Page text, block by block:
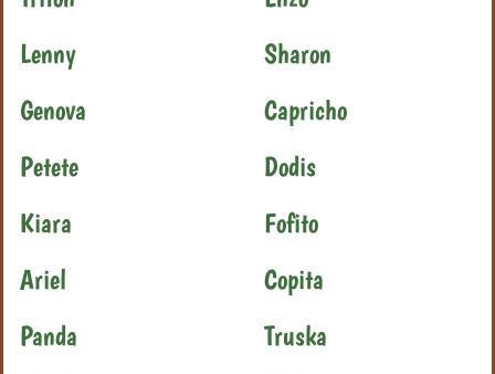
Lenny
Sharon
Genova
Capricho
Petete
Dodis
Kiara
Fofito
Ariel
Copita
Panda
Truska